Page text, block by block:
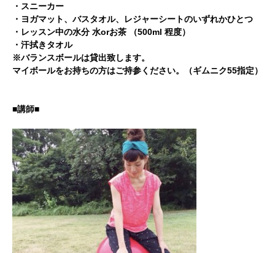
・スニーカー
・ヨガマット、バスタオル、レジャーシートのいずれかひとつ
・レッスン中の水分 水orお茶 （500ml 程度）
・汗拭きタオル
※バランスボールは貸出致します。
マイボールをお持ちの方はご持参ください。（ギムニク55指定）
■講師■